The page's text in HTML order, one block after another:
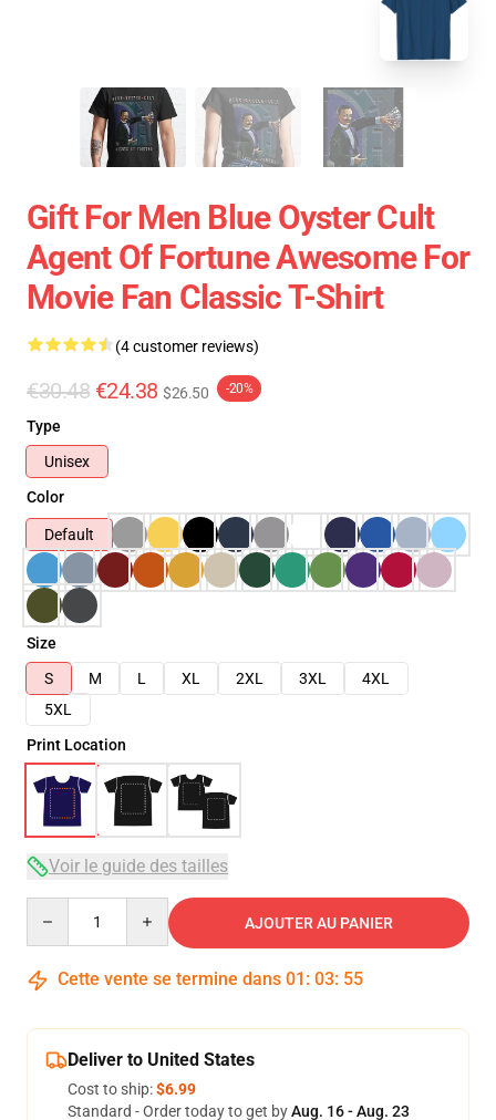
Gift For Men Blue Oyster Cult
Agent Of Fortune Awesome For
Movie Fan Classic T-Shirt
(4 customer reviews)
€30.48 €24.38 $26.50 -20%
Type
Unisex
Color
Default
Size
S
M L XL 2XL 3XL
4XL
5XL
Print Location
Voir le guide des tailles
AJOUTER AU PANIER
Cette vente se termine dans 01 : 03: 54
Deliver to United States
Cost to ship:$6.99
Standard - Order today to get byAug. 16 - Aug. 23